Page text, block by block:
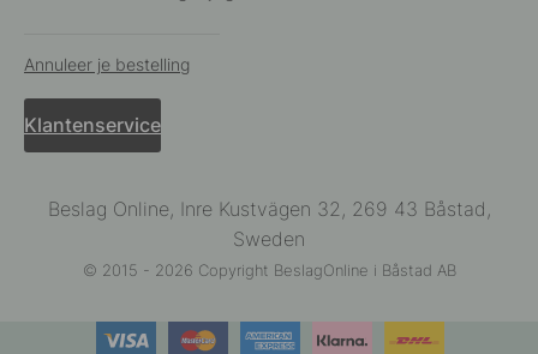
Annuleer je bestelling
Klantenservice
Beslag Online, Inre Kustvägen 32, 269 43 Båstad,
Sweden
© 2015 - 2026 Copyright BeslagOnline i Båstad AB